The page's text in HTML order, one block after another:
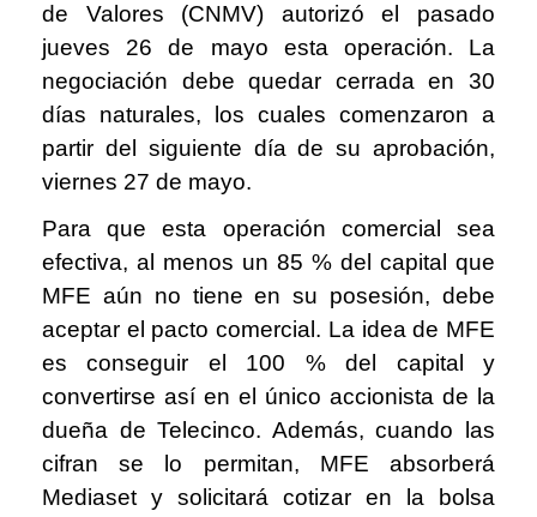
de Valores (CNMV) autorizó el pasado
jueves 26 de mayo esta operación. La
negociación debe quedar cerrada en 30
días naturales, los cuales comenzaron a
partir del siguiente día de su aprobación,
viernes 27 de mayo.
Para que esta operación comercial sea
efectiva, al menos un 85 % del capital que
MFE aún no tiene en su posesión, debe
aceptar el pacto comercial. La idea de MFE
es conseguir el 100 % del capital y
convertirse así en el único accionista de la
dueña de Telecinco. Además, cuando las
cifran se lo permitan, MFE absorberá
Mediaset y solicitará cotizar en la bolsa